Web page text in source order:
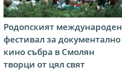
Родопският международен
фестивал за документално
кино събра в Смолян
творци от цял свят